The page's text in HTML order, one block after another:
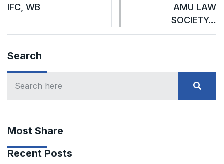
IFC, WB
AMU LAW
SOCIETY…
Search
Most Share
Recent Posts